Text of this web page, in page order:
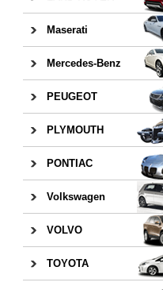
Maserati
Mercedes-Benz
PEUGEOT
PLYMOUTH
PONTIAC
Volkswagen
VOLVO
TOYOTA